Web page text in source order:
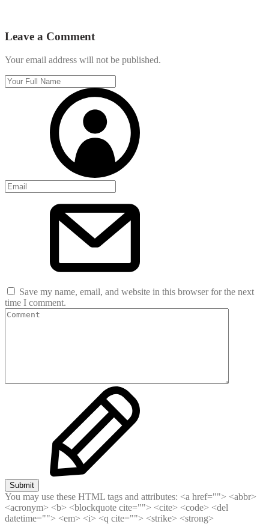
Leave a Comment
Your email address will not be published.
Save my name, email, and website in this browser for the next
time I comment.
Submit
You may use these HTML tags and attributes: <a href=""> <abbr>
<acronym> <b> <blockquote cite=""> <cite> <code> <del
datetime=""> <em> <i> <q cite=""> <strike> <strong>